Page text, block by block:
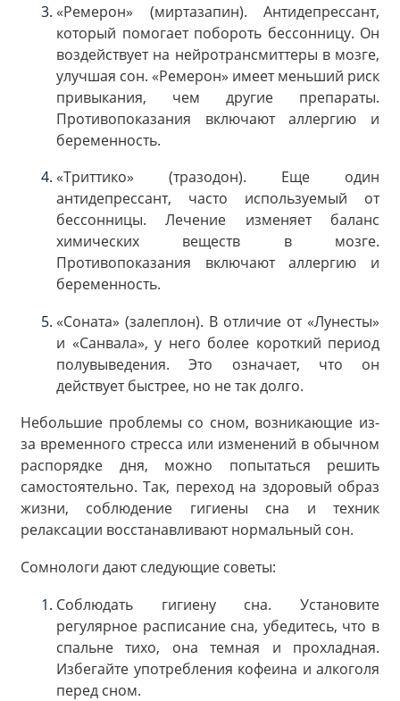
«Ремерон» (миртазапин). Антидепрессант,
который помогает побороть бессонницу. Он
воздействует на нейротрансмиттеры в мозге,
улучшая сон. «Ремерон» имеет меньший риск
привыкания, чем другие препараты.
Противопоказания включают аллергию и
беременность.
«Триттико» (тразодон). Еще один
антидепрессант, часто используемый от
бессонницы. Лечение изменяет баланс
химических веществ в мозге.
Противопоказания включают аллергию и
беременность.
«Соната» (залеплон). В отличие от «Лунесты»
и «Санвала», у него более короткий период
полувыведения. Это означает, что он
действует быстрее, но не так долго.
Небольшие проблемы со сном, возникающие из-
за временного стресса или изменений в обычном
распорядке дня, можно попытаться решить
самостоятельно. Так, переход на здоровый образ
жизни, соблюдение гигиены сна и техник
релаксации восстанавливают нормальный сон.
Сомнологи дают следующие советы:
Соблюдать гигиену сна. Установите
регулярное расписание сна, убедитесь, что в
спальне тихо, она темная и прохладная.
Избегайте употребления кофеина и алкоголя
перед сном.